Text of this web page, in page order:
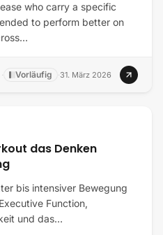
who carry a specific
to perform better on
· Vorläufig ·31. März 2026
das Denken
bis intensiver Bewegung
Function,
und das…